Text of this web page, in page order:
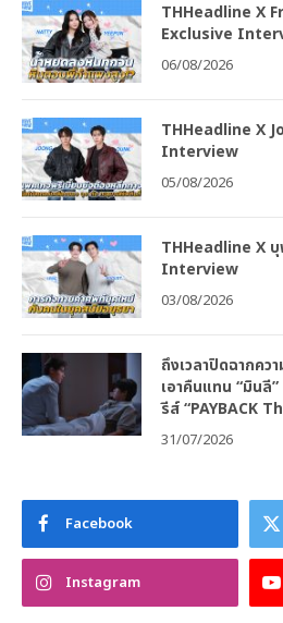
THHeadline X
Exclusive
06/08/2026
THHeadline X
Interview
05/08/2026
THHeadline X
Interview
03/08/2026
ถึงเวลาปิดฉากค
เอาคืนแทน “มินลี
รีส์ “PAYBACK
31/07/2026
Facebook
Instagram